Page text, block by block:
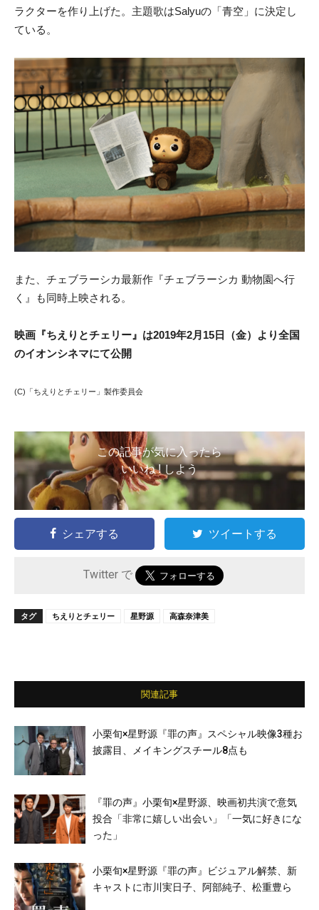
ラクターを作り上げた。主題歌はSalyuの「青空」に決定し
ている。
また、チェブラーシカ最新作『チェブラーシカ 動物園へ行
く』も同時上映される。
映画『ちえりとチェリー』は2019年2月15日（金）より全国
のイオンシネマにて公開
(C)「ちえりとチェリー」製作委員会
この記事が気に入ったら
いいね ! しよう
シェアする ツイートする
Twitter で
タグ ちえりとチェリー 星野源 高森奈津美
関連記事
小栗旬×星野源『罪の声』スペシャル映像3種お
披露目、メイキングスチール8点も
『罪の声』小栗旬×星野源、映画初共演で意気
投合「非常に嬉しい出会い」「一気に好きにな
った」
小栗旬×星野源『罪の声』ビジュアル解禁、新
キャストに市川実日子、阿部純子、松重豊ら